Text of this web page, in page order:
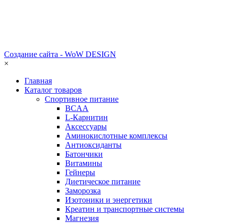
Создание сайта - WoW DESIGN
×
Главная
Каталог товаров
Спортивное питание
BCAA
L-Карнитин
Аксессуары
Аминокислотные комплексы
Антиоксиданты
Батончики
Витамины
Гейнеры
Диетическое питание
Заморозка
Изотоники и энергетики
Креатин и транспортные системы
Магнезия